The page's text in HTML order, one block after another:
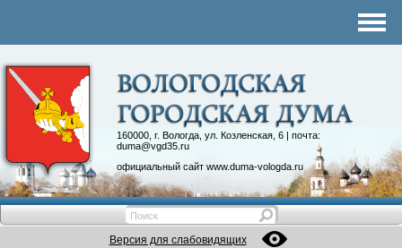
160000, г. Вологда, ул. Козленская, 6 | почта:
duma@vgd35.ru
официальный сайт www.duma-vologda.ru
Контакты
Депутатские объединения
Версия для слабовидящих